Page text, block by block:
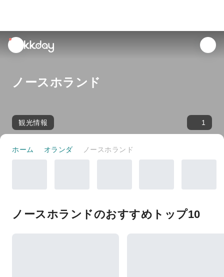
unread
notifications
ノースホランド
観光情報 1
ホーム オランダ ノースホランド
ノースホランドのおすすめトップ10